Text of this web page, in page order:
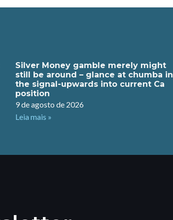
Silver Money gamble merely might
still be around – glance at chumba in
the signal-upwards into current Ca
position
9 de agosto de 2026
Leia mais »